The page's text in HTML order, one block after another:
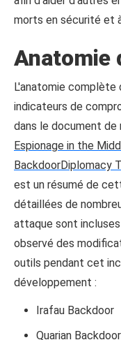
morts en sécurité et
Anatomie
L'anatomie complète
indicateurs de
dans le document
Espionage in the
BackdoorDiplomacy
est un résumé de
détaillées de
attaque sont
observé des
outils pendant cet
développement :
Irafau Backdoor
Quarian Backdoor